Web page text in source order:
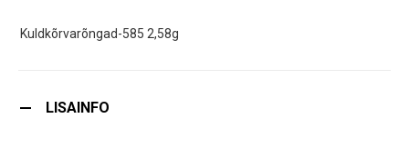
Kuldkõrvarõngad-585 2,58g
LISAINFO